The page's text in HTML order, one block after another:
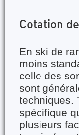
Cotation
En ski de
moins
celle des
sont
techniques.
spécifique
plusieurs